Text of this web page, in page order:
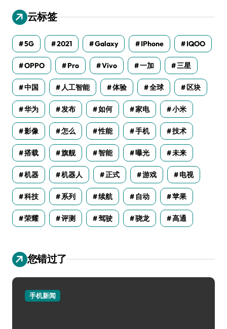
云标签
5G 2021 Galaxy IPhone IQOO
OPPO Pro Vivo 一加 三星
中国 人工智能 体验 全球 区块
华为 发布 如何 家电 小米
影像 怎么 性能 手机 技术
搭载 旗舰 智能 曝光 未来
机器 机器人 正式 游戏 电视
科技 系列 续航 自动 苹果
荣耀 评测 驾驶 骁龙 高通
您错过了
手机新闻